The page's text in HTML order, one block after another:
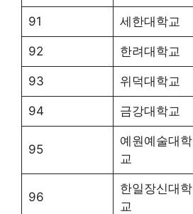
91 세한대학교
92 한려대학교
93 위덕대학교
94 금강대학교
95
예원예술대학
교
96
한일장신대학
교